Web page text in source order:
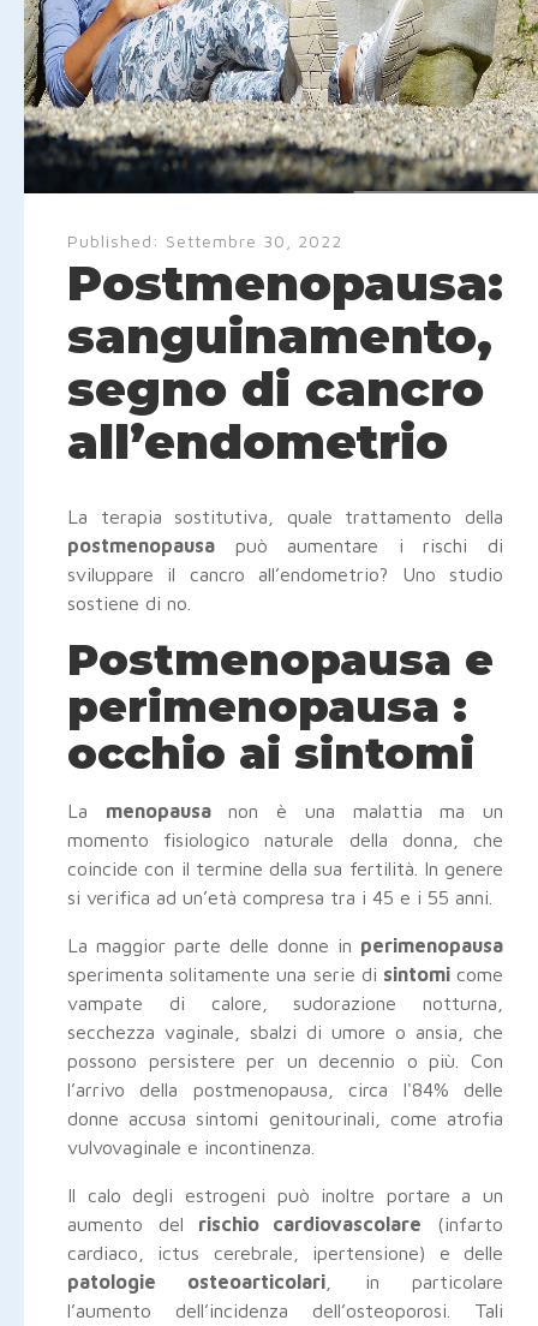
Published: Settembre 30, 2022
Postmenopausa:
sanguinamento,
segno di cancro
all’endometrio
La terapia sostitutiva, quale trattamento della
postmenopausa può aumentare i rischi di
sviluppare il cancro all’endometrio? Uno studio
sostiene di no.
Postmenopausa e
perimenopausa :
occhio ai sintomi
La menopausanon è una malattia ma un
momento fisiologico naturale della donna, che
coincide con il termine della sua fertilità. In genere
si verifica ad un’età compresa tra i 45 e i 55 anni.
La maggior parte delle donne in perimenopausa
sperimenta solitamente una serie di sintomicome
vampate di calore, sudorazione notturna,
secchezza vaginale, sbalzi di umore o ansia, che
possono persistere per un decennio o più. Con
l’arrivo della postmenopausa, circa l'84% delle
donne accusa sintomi genitourinali, come atrofia
vulvovaginale e incontinenza.
Il calo degli estrogeni può inoltre portare a un
aumento del rischio cardiovascolare (infarto
cardiaco, ictus cerebrale, ipertensione) e delle
patologie osteoarticolari , in particolare
l’aumento dell’incidenza dell’osteoporosi. Tali